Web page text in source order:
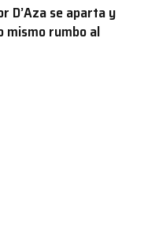
D’Aza se aparta y
mismo rumbo al